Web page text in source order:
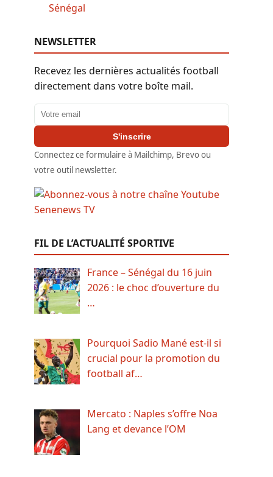
Sénégal
NEWSLETTER
Recevez les dernières actualités football
directement dans votre boîte mail.
Adresse email
S'inscrire
Connectez ce formulaire à Mailchimp, Brevo ou
votre outil newsletter.
FIL DE L’ACTUALITÉ SPORTIVE
France – Sénégal du 16 juin
2026 : le choc d’ouverture du
…
Pourquoi Sadio Mané est-il si
crucial pour la promotion du
football af…
Mercato : Naples s’offre Noa
Lang et devance l’OM